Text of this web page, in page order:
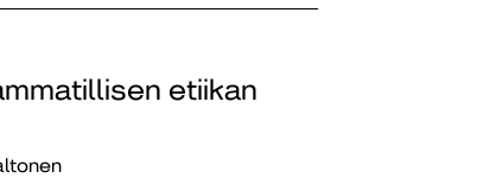
etiikan